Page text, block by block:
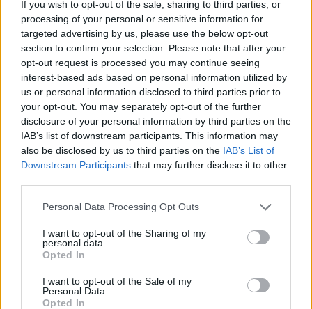
If you wish to opt-out of the sale, sharing to third parties, or
processing of your personal or sensitive information for
targeted advertising by us, please use the below opt-out
section to confirm your selection. Please note that after your
opt-out request is processed you may continue seeing
interest-based ads based on personal information utilized by
us or personal information disclosed to third parties prior to
your opt-out. You may separately opt-out of the further
disclosure of your personal information by third parties on the
IAB’s list of downstream participants. This information may
also be disclosed by us to third parties on the IAB’s List of
Downstream Participants that may further disclose it to other
Personal Data Processing Opt Outs
I want to opt-out of the Sharing of my
personal data.
Opted In
I want to opt-out of the Sale of my
Personal Data.
Opted In
2026. augusztus 09., vasárnap
Elítélik a mentősök elleni támadást
és sürgetik a rémhírek
terjesztésének korlátozását